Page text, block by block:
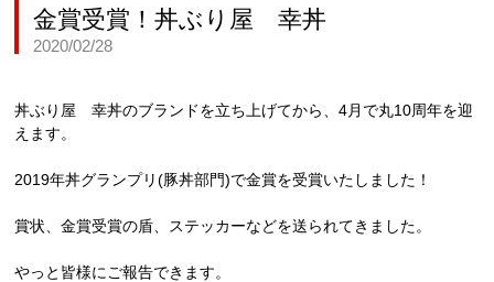
丼店一覧
DON STORE
採用情報
RECRUIT
金賞受賞！丼ぶり屋 幸丼
2020/02/28
丼ぶり屋 幸丼のブランドを立ち上げてから、4月で丸10周年を迎
えます。
2019年丼グランプリ(豚丼部門)で金賞を受賞いたしました！
賞状、金賞受賞の盾、ステッカーなどを送られてきました。
やっと皆様にご報告できます。